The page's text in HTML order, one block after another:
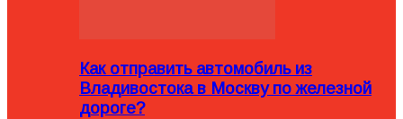
Как отправить автомобиль из
Владивостока в Москву по железной
дороге?